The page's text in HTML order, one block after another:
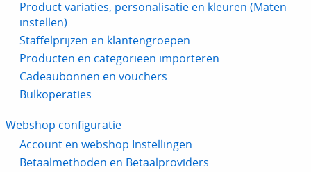
Product variaties, personalisatie en kleuren (Maten
instellen)
Staffelprijzen en klantengroepen
Producten en categorieën importeren
Cadeaubonnen en vouchers
Bulkoperaties
Webshop configuratie
Account en webshop Instellingen
Betaalmethoden en Betaalproviders